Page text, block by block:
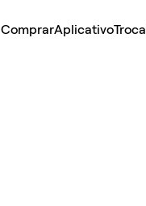
ComprarAplicativoTroca